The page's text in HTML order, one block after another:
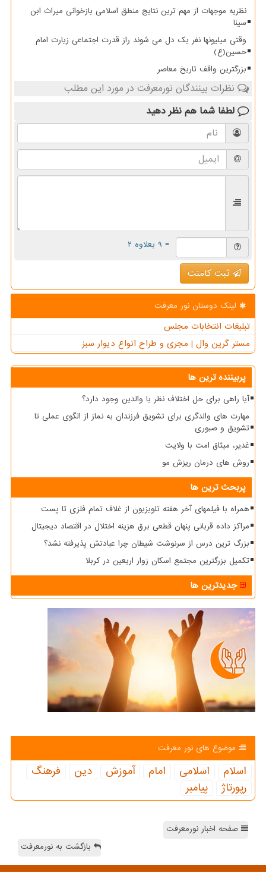
نظریه موجهات از مهم ترین نتایج منطق اسلامی بازخوانی میراث ابن
سینا
وقتی میلیونها نفر یک دل می شوند راز قدرت اجتماعی زیارت امام
حسین(ع)
بزرگترین واقف تاریخ معاصر
نظرات بینندگان نورمعرفت در مورد این مطلب
لطفا شما هم نظر دهید
= ۹ بعلاوه ۲
ثبت کامنت
لینک دوستان نور معرفت
تبلیغات انتخابات مجلس
مستر گرین وال | مجری و طراح انواع دیوار سبز
پربیننده ترین ها
آیا راهی برای حل اختلاف نظر با والدین وجود دارد؟
مهارت های والدگری برای تشویق فرزندان به نماز از الگوی عملی تا
تشویق و صبوری
غدیر، میثاق امت با ولایت
روش های درمان ریزش مو
پربحث ترین ها
همراه با فیلمهای آخر هفته تلویزیون از غلاف تمام فلزی تا پست
مراکز داده قربانی پنهان قطعی برق هزینه اختلال در اقتصاد دیجیتال
بزرگ ترین درس از سرنوشت شیطان چرا عبادتش پذیرفته نشد؟
تکمیل بزرگترین مجتمع اسکان زوار اربعین در کربلا
جدیدترین ها
موضوع های نور معرفت
اسلام اسلامی امام آموزش دین
فرهنگ
رپورتاژ
پیامبر
صفحه اخبار نورمعرفت
بازگشت به نورمعرفت